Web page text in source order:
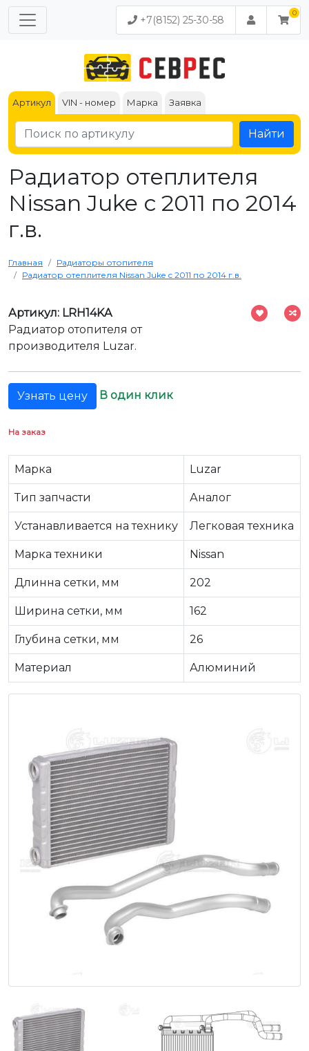
+7(8152) 25-30-58
Артикул VIN - номер Марка Заявка
Найти
Радиатор отеплителя
Nissan Juke с 2011 по 2014
г.в.
Главная
Радиаторы отопителя
Радиатор отеплителя Nissan Juke с 2011 по 2014 г.в.
Артикул: LRH14KA
Радиатор отопителя от
производителя Luzar.
Узнать цену В один клик
На заказ
Марка Luzar
Тип запчасти Аналог
Устанавливается на технику Легковая техника
Марка техники Nissan
Длинна сетки, мм 202
Ширина сетки, мм 162
Глубина сетки, мм 26
Материал Алюминий